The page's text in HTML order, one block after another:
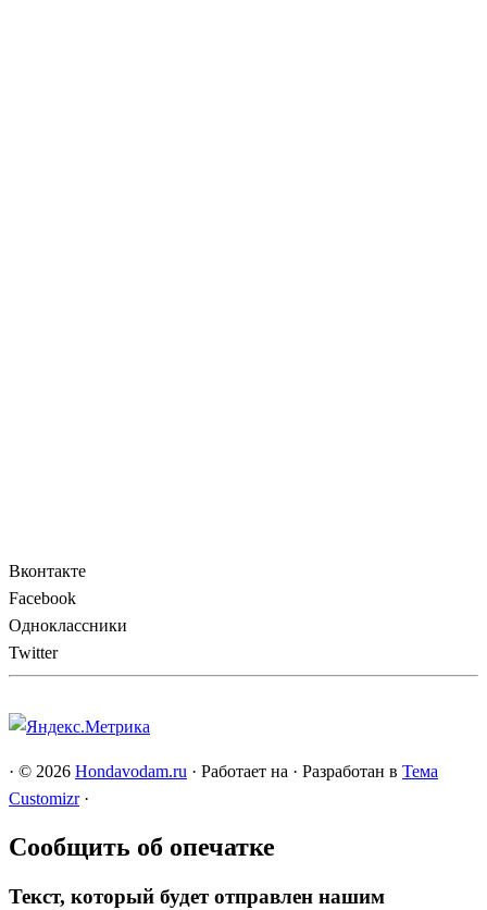
Вконтакте
Facebook
Одноклассники
Twitter
· © 2026 Hondavodam.ru · Работает на · Разработан в Тема
Customizr ·
Сообщить об опечатке
Текст, который будет отправлен нашим